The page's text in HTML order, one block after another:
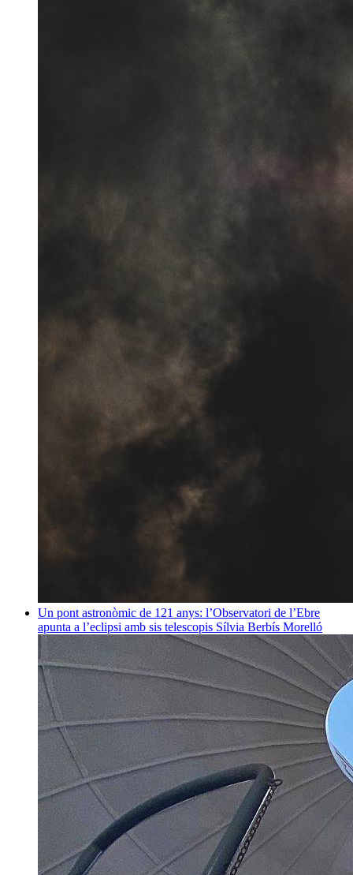
Un pont astronòmic de 121 anys: l’Observatori de l’Ebre
apunta a l’eclipsi amb sis telescopis Sílvia Berbís Morelló